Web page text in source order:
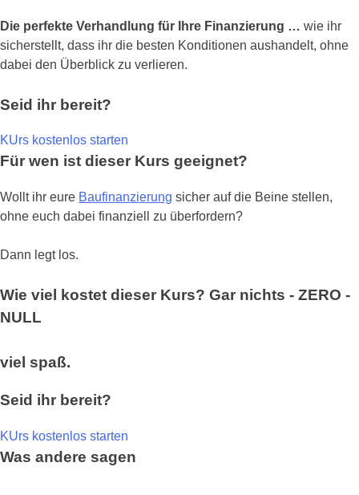
Die perfekte Verhandlung für Ihre Finanzierung … wie ihr
sicherstellt, dass ihr die besten Konditionen aushandelt, ohne
dabei den Überblick zu verlieren.
Seid ihr bereit?
KUrs kostenlos starten
Für wen ist dieser Kurs geeignet?
Wollt ihr eure Baufinanzierung sicher auf die Beine stellen,
ohne euch dabei finanziell zu überfordern?
Dann legt los.
Wie viel kostet dieser Kurs? Gar nichts - ZERO -
NULL
viel spaß.
Seid ihr bereit?
KUrs kostenlos starten
Was andere sagen